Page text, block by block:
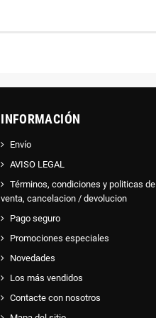
INFORMACIÓN
Envío
AVISO LEGAL
Términos, condiciones y politicas de
venta, cancelacion / devolucion
Pago seguro
Promociones especiales
Novedades
Los más vendidos
Contacte con nosotros